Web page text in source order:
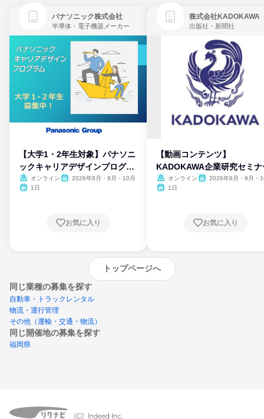
パナソニック株式会社
半導体・電子機器メーカー
【大学1・2年生対象】パナソニ
ックキャリアデザインプログラ
ム
オンライン
2026年8月・9月・10月
1日
お気に入り
株式会社KADOKAWA
出版社・新聞社
【動画コンテンツ】
KADOKAWA企業研究セミナ
オンライン
2026年8月・9月・
1日
お気に入り
トップページへ
同じ業種の募集を探す
自動車・トラックレンタル
物流・運行管理
その他（運輸・交通・物流）
同じ開催地の募集を探す
福岡県